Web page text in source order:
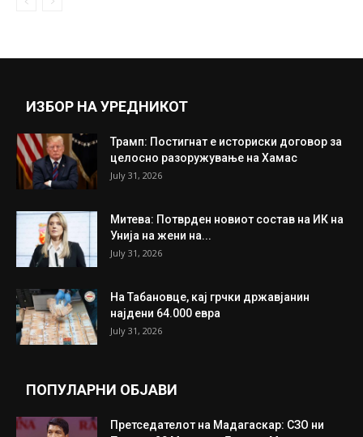
ИЗБОР НА УРЕДНИКОТ
Трамп: Постигнат е историски договор за
целосно разоружување на Хамас
July 31, 2026
Митева: Потврден новиот состав на ИК на
Унија на жени на...
July 31, 2026
На Табановце, кај грчки државјанин
најдени 64.000 евра
July 31, 2026
ПОПУЛАРНИ ОБЈАВИ
Претседателот на Мадагаскар: СЗО ни